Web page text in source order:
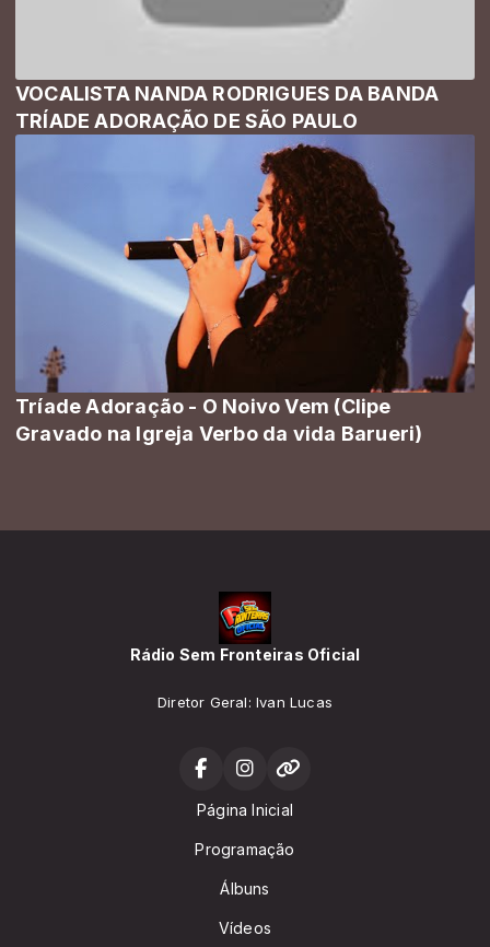
VOCALISTA NANDA RODRIGUES DA BANDA
TRÍADE ADORAÇÃO DE SÃO PAULO
Tríade Adoração - O Noivo Vem (Clipe
Gravado na Igreja Verbo da vida Barueri)
Rádio Sem Fronteiras Oficial
Diretor Geral: Ivan Lucas
Página Inicial
Programação
Álbuns
Vídeos